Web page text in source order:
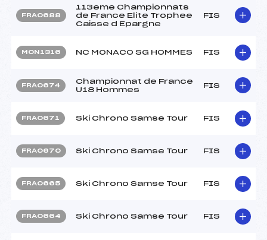
FRA0688
113eme Championnats
de France Elite Trophee
Caisse d Epargne
FIS
MON1316 NC MONACO SG HOMMES FIS
FRA0674
Championnat de France
U18 Hommes
FIS
FRA0671 Ski Chrono Samse Tour FIS
FRA0670 Ski Chrono Samse Tour FIS
FRA0665 Ski Chrono Samse Tour FIS
FRA0664 Ski Chrono Samse Tour FIS